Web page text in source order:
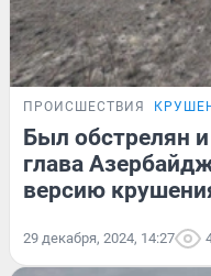
ПРОИСШЕСТВИЯ
Был обстрелян
глава
версию
29 декабря, 2024, 14:27